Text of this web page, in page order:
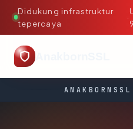
Didukung infrastruktur
tepercaya
·